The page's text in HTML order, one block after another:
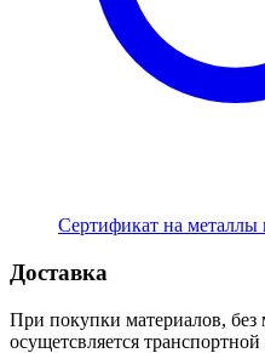
Сертификат на
Доставка
При покупки материалов, без
осущетсвляется